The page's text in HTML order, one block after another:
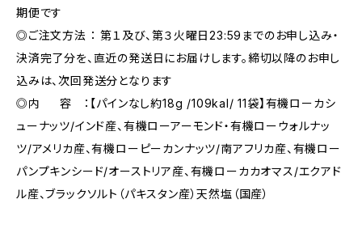
期便です
◎ご注文方法 ： 第１及び、第３火曜日23:59までのお申し込み・
決済完了分を、直近の発送日にお届けします。締切以降のお申し
込みは、次回発送分となります
◎内 容 ：【パインなし約18g /109kal/ 11袋】有機ローカシ
ューナッツ/インド産、有機ローアーモンド・有機ローウォルナッ
ツ/アメリカ産、有機ローピーカンナッツ/南アフリカ産、有機ロー
パンプキンシード/オーストリア産、有機ローカカオマス/エクアド
ル産、ブラックソルト（パキスタン産）天然塩（国産）